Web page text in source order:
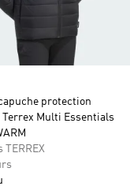
protection
Terrex Multi Essentials
TERREX